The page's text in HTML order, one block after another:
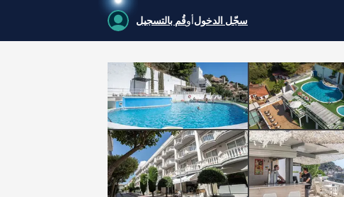
سجّل الدخولأوقُم بالتسجيل